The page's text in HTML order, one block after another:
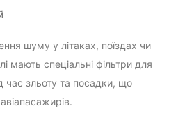
шуму у літаках, поїздах чи
мають спеціальні фільтри для
час зльоту та посадки, що